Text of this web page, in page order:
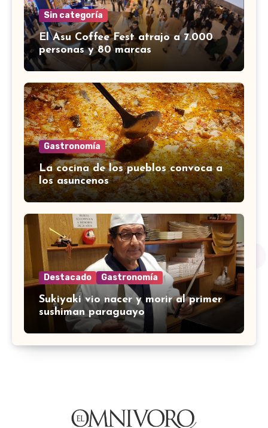
Sin categoría
El Asu Coffee Fest atrajo a 7.000
personas y 80 marcas
Gastronomía
La cocina de los pueblos convoca a
los asuncenos
Destacado Gastronomía
Sukiyaki vio nacer y morir al primer
sushiman paraguayo